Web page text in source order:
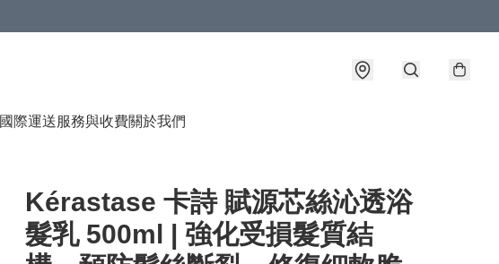
國際運送服務與收費關於我們
Kérastase 卡詩 賦源芯絲沁透浴
髮乳 500ml | 強化受損髮質結